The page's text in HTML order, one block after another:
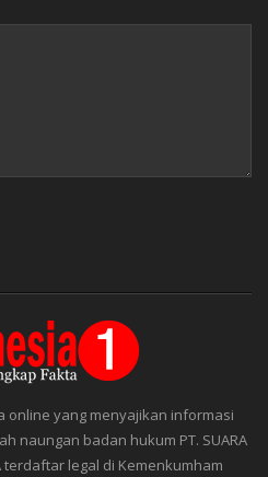
online yang menyajikan informasi
naungan badan hukum PT. SUARA
terdaftar legal di Kemenkumham